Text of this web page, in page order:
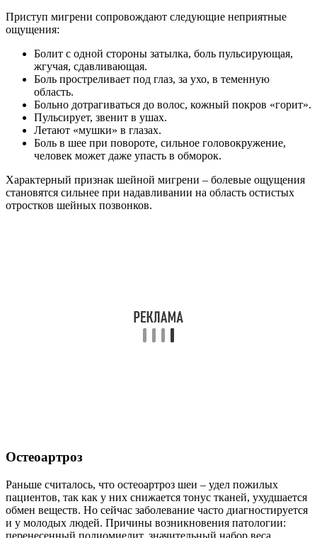
Приступ мигрени сопровождают следующие неприятные
ощущения:
Болит с одной стороны затылка, боль пульсирующая,
жгучая, сдавливающая.
Боль простреливает под глаз, за ухо, в теменную
область.
Больно дотрагиваться до волос, кожный покров «горит».
Пульсирует, звенит в ушах.
Летают «мушки» в глазах.
Боль в шее при повороте, сильное головокружение,
человек может даже упасть в обморок.
Характерный признак шейной мигрени – болевые ощущения
становятся сильнее при надавливании на область остистых
отростков шейных позвонков.
Остеоартроз
Раньше считалось, что остеоартроз шеи – удел пожилых
пациентов, так как у них снижается тонус тканей, ухудшается
обмен веществ. Но сейчас заболевание часто диагностируется
и у молодых людей. Причины возникновения патологии:
перенесенный полиомиелит, значительный набор веса,